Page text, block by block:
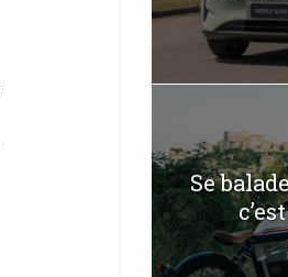
Se